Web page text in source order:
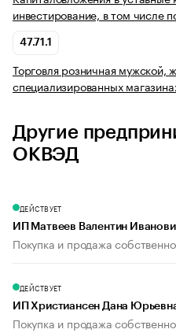
инвестирование, в том числе
47.71.1
Торговля розничная мужской,
специализированных
Другие
ОКВЭД
ДЕЙСТВУЕТ
ИП Матвеев Валентин
Покупка и продажа
ДЕЙСТВУЕТ
ИП Христиансен Дана
Покупка и продажа